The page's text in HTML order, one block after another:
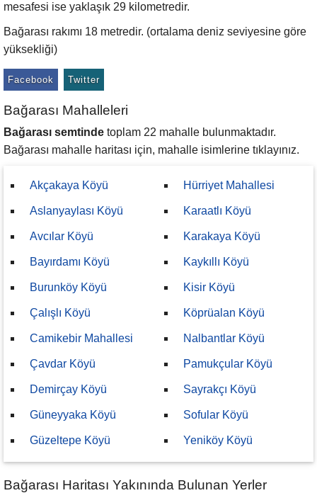
mesafesi ise yaklaşık 29 kilometredir.
Bağarası rakımı 18 metredir. (ortalama deniz seviyesine göre
yüksekliği)
Facebook Twitter
Bağarası Mahalleleri
Bağarası semtinde toplam 22 mahalle bulunmaktadır.
Bağarası mahalle haritası için, mahalle isimlerine tıklayınız.
Akçakaya Köyü
Aslanyaylası Köyü
Avcılar Köyü
Bayırdamı Köyü
Burunköy Köyü
Çalışlı Köyü
Camikebir Mahallesi
Çavdar Köyü
Demirçay Köyü
Güneyyaka Köyü
Güzeltepe Köyü
Hürriyet Mahallesi
Karaatlı Köyü
Karakaya Köyü
Kaykıllı Köyü
Kisir Köyü
Köprüalan Köyü
Nalbantlar Köyü
Pamukçular Köyü
Sayrakçı Köyü
Sofular Köyü
Yeniköy Köyü
Bağarası Haritası Yakınında Bulunan Yerler